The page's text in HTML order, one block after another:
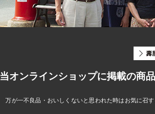
当オンラインショップに掲載の商
万が一不良品・おいしくないと思われた時はお気に召